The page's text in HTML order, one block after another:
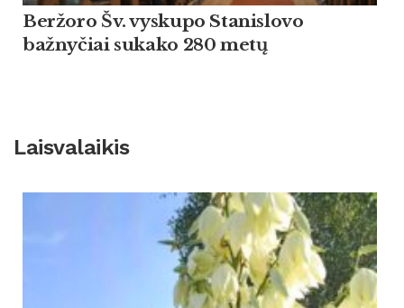
Beržoro Šv. vyskupo Stanislovo
bažnyčiai sukako 280 metų
Laisvalaikis